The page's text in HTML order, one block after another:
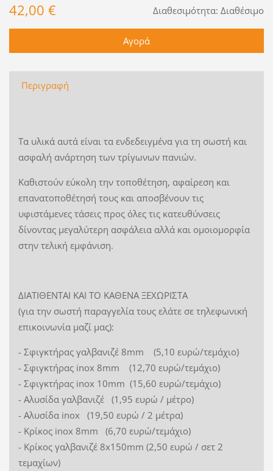
Διαθεσιμότητα: Διαθέσιμο
42,00 €
Περιγραφή
Τα υλικά αυτά είναι τα ενδεδειγμένα για τη σωστή και
ασφαλή ανάρτηση των τρίγωνων πανιών.
Καθιστούν εύκολη την τοποθέτηση, αφαίρεση και
επανατοποθέτησή τους και αποσβένουν τις
υφιστάμενες τάσεις προς όλες τις κατευθύνσεις
δίνοντας μεγαλύτερη ασφάλεια αλλά και ομοιομορφία
στην τελική εμφάνιση.
ΔΙΑΤΙΘΕΝΤΑΙ ΚΑΙ ΤΟ ΚΑΘΕΝΑ ΞΕΧΩΡΙΣΤΑ
(για την σωστή παραγγελία τους ελάτε σε τηλεφωνική
επικοινωνία μαζί μας):
- Σφιγκτήρας γαλβανιζέ 8mm (5,10 ευρώ/τεμάχιο)
- Σφιγκτήρας inox 8mm (12,70 ευρώ/τεμάχιο)
- Σφιγκτήρας inox 10mm (15,60 ευρώ/τεμάχιο)
- Αλυσίδα γαλβανιζέ (1,95 ευρώ / μέτρο)
- Αλυσίδα inox (19,50 ευρώ / 2 μέτρα)
- Κρίκος inox 8mm (6,70 ευρώ/τεμάχιο)
- Κρίκος γαλβανιζέ 8x150mm (2,50 ευρώ / σετ 2
τεμαχίων)